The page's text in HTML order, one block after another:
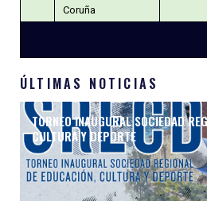
Coruña
ÚLTIMAS NOTICIAS
TORNEO INAUGURAL SOCIEDAD
CULTURA Y DEPORTE